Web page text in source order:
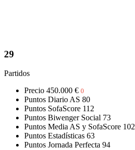
29
Partidos
Precio 450.000 € 0
Puntos Diario AS 80
Puntos SofaScore 112
Puntos Biwenger Social 73
Puntos Media AS y SofaScore 102
Puntos Estadísticas 63
Puntos Jornada Perfecta 94